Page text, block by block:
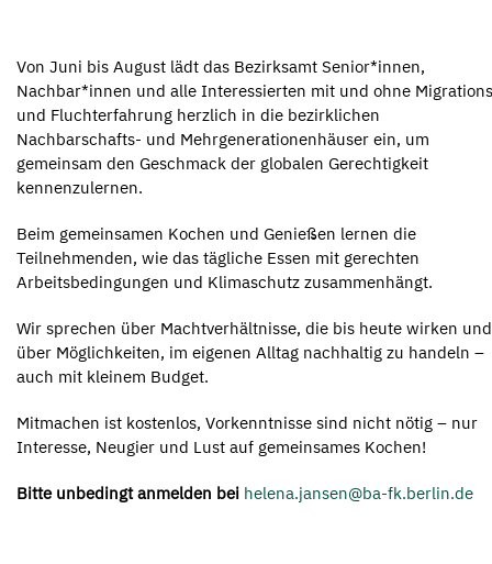
Von Juni bis August lädt das Bezirksamt Senior*innen,
Nachbar*innen und alle Interessierten mit und ohne
und Fluchterfahrung herzlich in die bezirklichen
Nachbarschafts- und Mehrgenerationenhäuser ein, um
gemeinsam den Geschmack der globalen Gerechtigkeit
kennenzulernen.
Beim gemeinsamen Kochen und Genießen lernen die
Teilnehmenden, wie das tägliche Essen mit gerechten
Arbeitsbedingungen und Klimaschutz zusammenhängt.
Wir sprechen über Machtverhältnisse, die bis heute wirken und
über Möglichkeiten, im eigenen Alltag nachhaltig zu handeln –
auch mit kleinem Budget.
Mitmachen ist kostenlos, Vorkenntnisse sind nicht nötig – nur
Interesse, Neugier und Lust auf gemeinsames Kochen!
Bitte unbedingt anmelden bei helena.jansen@ba-fk.berlin.de